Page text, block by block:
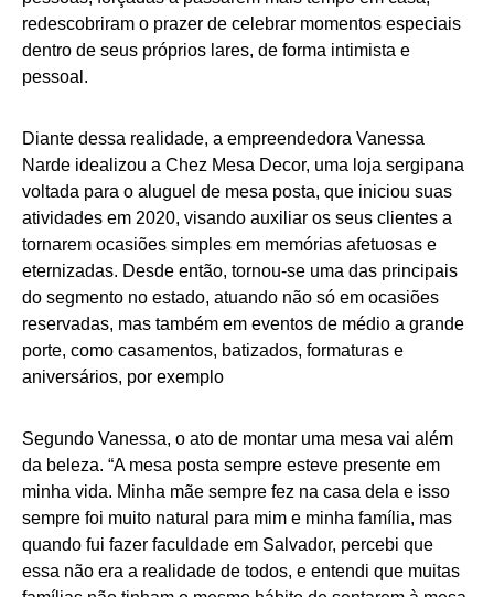
redescobriram o prazer de celebrar momentos especiais
dentro de seus próprios lares, de forma intimista e
pessoal.
Diante dessa realidade, a empreendedora Vanessa
Narde idealizou a Chez Mesa Decor, uma loja sergipana
voltada para o aluguel de mesa posta, que iniciou suas
atividades em 2020, visando auxiliar os seus clientes a
tornarem ocasiões simples em memórias afetuosas e
eternizadas. Desde então, tornou-se uma das principais
do segmento no estado, atuando não só em ocasiões
reservadas, mas também em eventos de médio a grande
porte, como casamentos, batizados, formaturas e
aniversários, por exemplo
Segundo Vanessa, o ato de montar uma mesa vai além
da beleza. “A mesa posta sempre esteve presente em
minha vida. Minha mãe sempre fez na casa dela e isso
sempre foi muito natural para mim e minha família, mas
quando fui fazer faculdade em Salvador, percebi que
essa não era a realidade de todos, e entendi que muitas